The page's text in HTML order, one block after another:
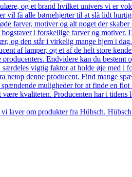
og et brand hvilket univers vi er
vil få alle børnehjerter til at slå lidt
farver, motiver og alt noget der
i forskellige farver og
og den står i virkelig mange hjem i
af lamper, og et af de helt store
Endvidere kan du
vigtig faktor at holde øje med
netop denne producent. Find mange
muligheder for at finde en
kvaliteten. Producenten har i
laver om produkter fra Hübsch.